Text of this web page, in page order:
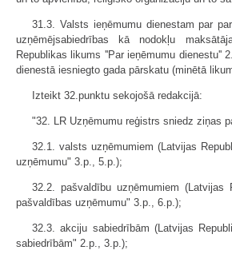
31.3. Valsts ieņēmumu dienestam par
uzņēmējsabiedrības kā nodokļu
Republikas likums ''Par ieņēmumu dienestu''
dienestā iesniegto gada pārskatu (minētā
Izteikt 32.punktu sekojošā redakcijā:
"32. LR Uzņēmumu reģistrs sniedz ziņas
32.1. valsts uzņēmumiem (Latvijas
uzņēmumu" 3.p., 5.p.);
32.2. pašvaldību uzņēmumiem (Latvijas
pašvaldības uzņēmumu" 3.p., 6.p.);
32.3. akciju sabiedrībām (Latvijas
sabiedrībām" 2.p., 3.p.);